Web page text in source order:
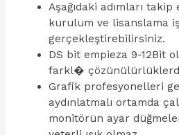
Aşağıdaki adımları takip
kurulum ve lisanslama
gerçekleştirebilirsiniz.
DS bit empieza 9-12Bit
farkl�
Grafik profesyonelleri
aydınlatmalı ortamda
monitörün ayar